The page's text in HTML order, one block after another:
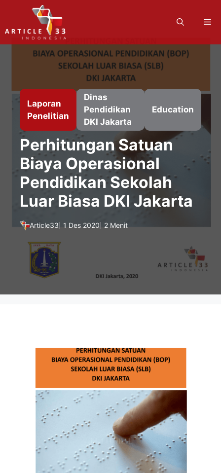
Langsung
isi
Laporan
Penelitian
Dinas
Pendidikan
DKI Jakarta
Education
Perhitungan Satuan
Biaya Operasional
Pendidikan Sekolah
Luar Biasa DKI Jakarta
Article33 1 Des 2020 2 Menit